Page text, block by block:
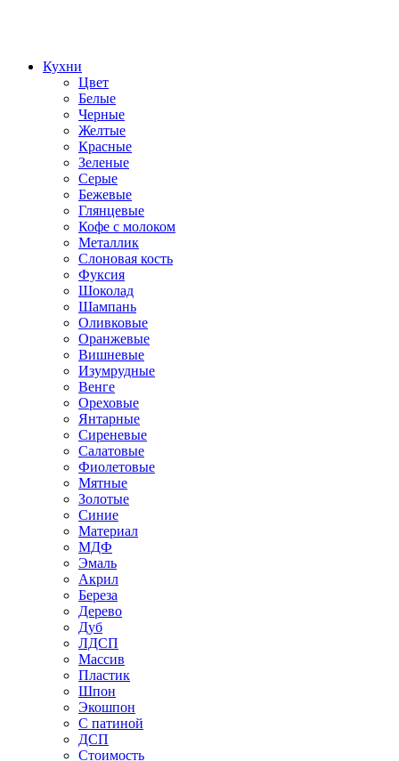
Кухни
Цвет
Белые
Черные
Желтые
Красные
Зеленые
Серые
Бежевые
Глянцевые
Кофе с молоком
Металлик
Слоновая кость
Фуксия
Шоколад
Шампань
Оливковые
Оранжевые
Вишневые
Изумрудные
Венге
Ореховые
Янтарные
Сиреневые
Салатовые
Фиолетовые
Мятные
Золотые
Синие
Материал
МДФ
Эмаль
Акрил
Береза
Дерево
Дуб
ЛДСП
Массив
Пластик
Шпон
Экошпон
С патиной
ДСП
Стоимость